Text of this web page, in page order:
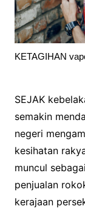
KETAGIHAN
SEJAK
semakin
negeri
kesihatan
muncul
penjualan
kerajaan